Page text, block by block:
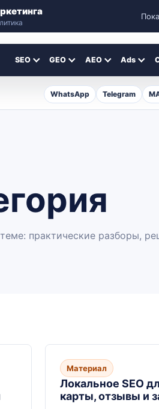
SEO GEO AEO Ads
WhatsApp Telegram
практические разборы,
Материал
Локальное SEO
карты, отзывы и